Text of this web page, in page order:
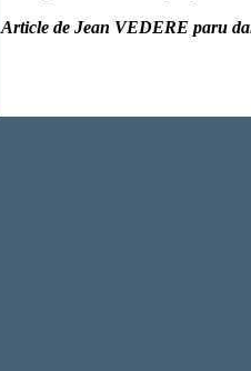
Article de Jean VEDERE paru